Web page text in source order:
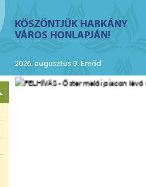
KÖSZÖNTJÜK HARKÁNY
VÁROS HONLAPJÁN!
2026. augusztus 9. Emőd